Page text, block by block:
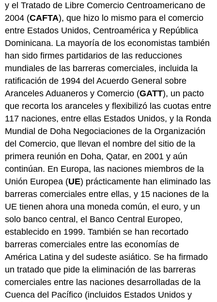
y el Tratado de Libre Comercio Centroamericano de
2004 (CAFTA), que hizo lo mismo para el comercio
entre Estados Unidos, Centroamérica y República
Dominicana. La mayoría de los economistas también
han sido firmes partidarios de las reducciones
mundiales de las barreras comerciales, incluida la
ratificación de 1994 del Acuerdo General sobre
Aranceles Aduaneros y Comercio (GATT), un pacto
que recorta los aranceles y flexibilizó las cuotas entre
117 naciones, entre ellas Estados Unidos, y la Ronda
Mundial de Doha Negociaciones de la Organización
del Comercio, que llevan el nombre del sitio de la
primera reunión en Doha, Qatar, en 2001 y aún
continúan. En Europa, las naciones miembros de la
Unión Europea (UE) prácticamente han eliminado las
barreras comerciales entre ellas, y 15 naciones de la
UE tienen ahora una moneda común, el euro, y un
solo banco central, el Banco Central Europeo,
establecido en 1999. También se han recortado
barreras comerciales entre las economías de
América Latina y del sudeste asiático. Se ha firmado
un tratado que pide la eliminación de las barreras
comerciales entre las naciones desarrolladas de la
Cuenca del Pacífico (incluidos Estados Unidos y